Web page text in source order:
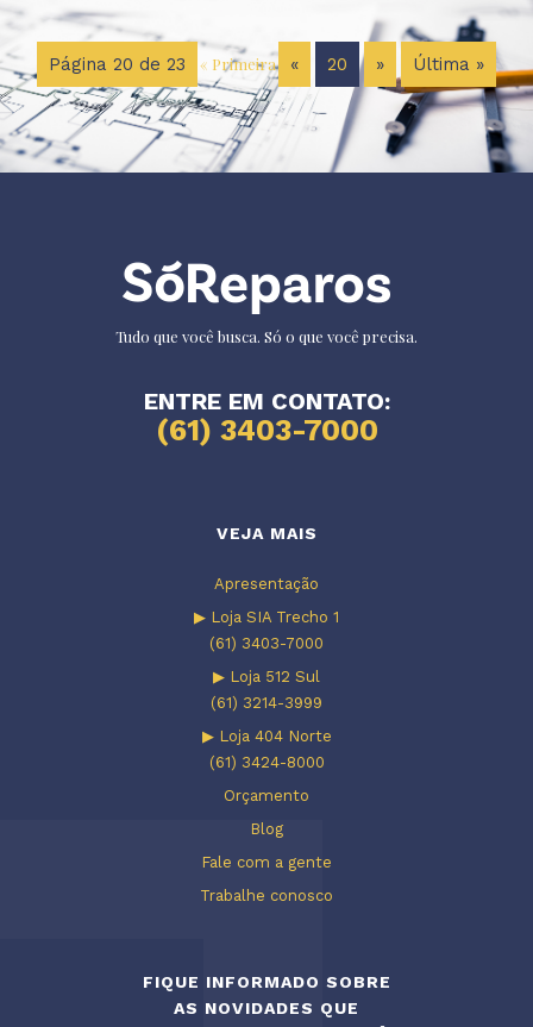
Página 20 de 23 « Primeira « 20 » Última »
Tudo que você busca. Só o que você precisa.
ENTRE EM CONTATO:
(61) 3403-7000
VEJA MAIS
Apresentação
▶ Loja SIA Trecho 1
(61) 3403-7000
▶ Loja 512 Sul
(61) 3214-3999
▶ Loja 404 Norte
(61) 3424-8000
Orçamento
Blog
Fale com a gente
Trabalhe conosco
FIQUE INFORMADO SOBRE
AS NOVIDADES QUE